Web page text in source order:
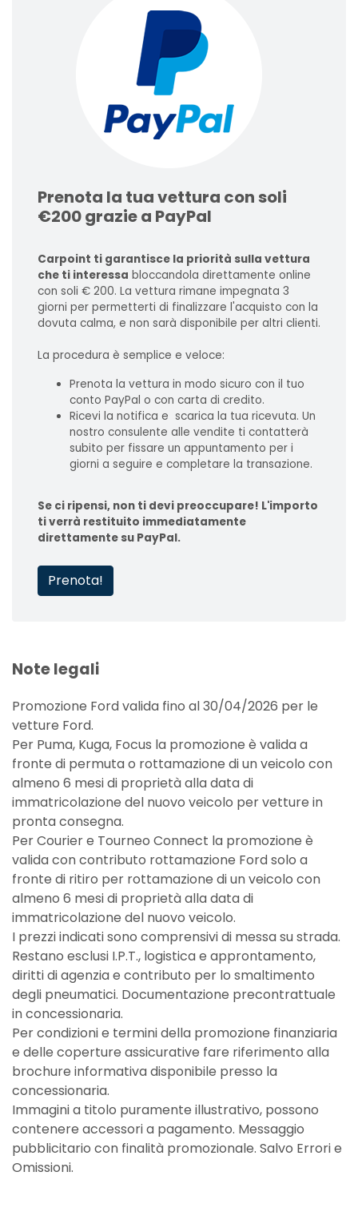
Prenota la tua vettura con soli
€200 grazie a PayPal
Carpoint ti garantisce la priorità sulla vettura
che ti interessa bloccandola direttamente online
con soli € 200. La vettura rimane impegnata 3
giorni per permetterti di finalizzare l'acquisto con la
dovuta calma, e non sarà disponibile per altri clienti.
La procedura è semplice e veloce:
Prenota la vettura in modo sicuro con il tuo
conto PayPal o con carta di credito.
Ricevi la notifica e scarica la tua ricevuta. Un
nostro consulente alle vendite ti contatterà
subito per fissare un appuntamento per i
giorni a seguire e completare la transazione.
Se ci ripensi, non ti devi preoccupare! L'importo
ti verrà restituito immediatamente
direttamente su PayPal.
Prenota!
Note legali
Promozione Ford valida fino al 30/04/2026 per le
vetture Ford.
Per Puma, Kuga, Focus la promozione è valida a
fronte di permuta o rottamazione di un veicolo con
almeno 6 mesi di proprietà alla data di
immatricolazione del nuovo veicolo per vetture in
pronta consegna.
Per Courier e Tourneo Connect la promozione è
valida con contributo rottamazione Ford solo a
fronte di ritiro per rottamazione di un veicolo con
almeno 6 mesi di proprietà alla data di
immatricolazione del nuovo veicolo.
I prezzi indicati sono comprensivi di messa su strada.
Restano esclusi I.P.T., logistica e approntamento,
diritti di agenzia e contributo per lo smaltimento
degli pneumatici. Documentazione precontrattuale
in concessionaria.
Per condizioni e termini della promozione finanziaria
e delle coperture assicurative fare riferimento alla
brochure informativa disponibile presso la
concessionaria.
Immagini a titolo puramente illustrativo, possono
contenere accessori a pagamento. Messaggio
pubblicitario con finalità promozionale. Salvo Errori e
Omissioni.